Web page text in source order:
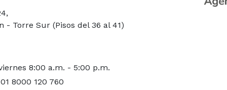
Torre Sur (Pisos del 36 al 41)
8:00 a.m. - 5:00 p.m.
8000 120 760